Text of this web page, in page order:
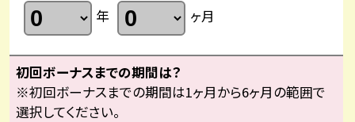
年 ヶ月
初回ボーナスまでの期間は？
※初回ボーナスまでの期間は1ヶ月から6ヶ月の範囲で
選択してください。